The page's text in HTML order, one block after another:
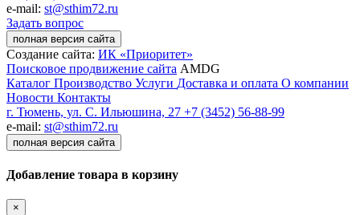
e-mail: st@sthim72.ru
Задать вопрос
полная версия сайта
Создание сайта: ИК «Приоритет»
Поисковое продвижение сайта AMDG
Каталог Производство Услуги Доставка и оплата О компании
Новости Контакты
г. Тюмень, ул. С. Ильюшина, 27 +7 (3452) 56-88-99
e-mail: st@sthim72.ru
полная версия сайта
Добавление товара в корзину
×